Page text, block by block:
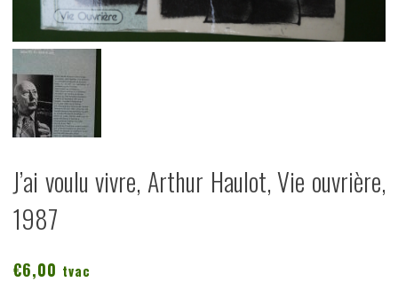
J’ai voulu vivre, Arthur Haulot, Vie ouvrière,
1987
€6,00 tvac